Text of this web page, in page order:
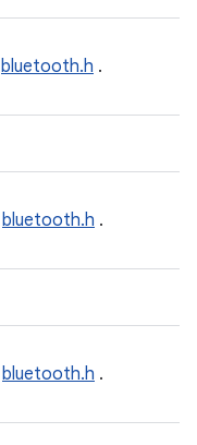
bluetooth.h .
bluetooth.h .
bluetooth.h .